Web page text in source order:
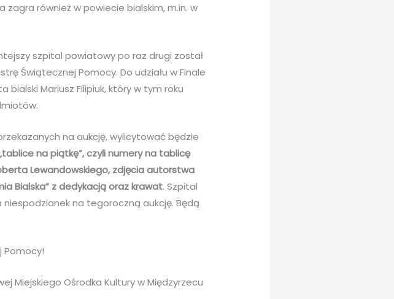
zagra również w powiecie bialskim, m.in. w
szpital powiatowy po raz drugi został
Świątecznej Pomocy. Do udziału w Finale
Mariusz Filipiuk, który w tym roku
na aukcję, wylicytować będzie
na piątkę”, czyli numery na tablicę
Lewandowskiego, zdjęcia autorstwa
Bialska” z dedykacją oraz krawat. Szpital
niespodzianek na tegoroczną aukcję. Będą
Pomocy!
Miejskiego Ośrodka Kultury w Międzyrzecu